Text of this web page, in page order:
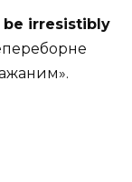
be irresistibly